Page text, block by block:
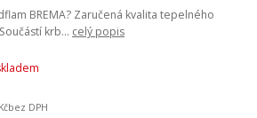
BREMA? Zaručená kvalita tepelného
krb... celý popis
bez DPH